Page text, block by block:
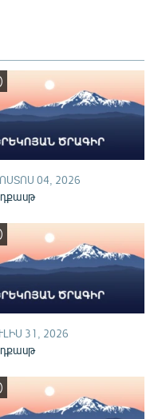
04, 2026
31, 2026